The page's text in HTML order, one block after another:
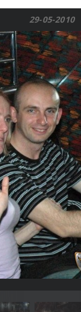
29-05-2010